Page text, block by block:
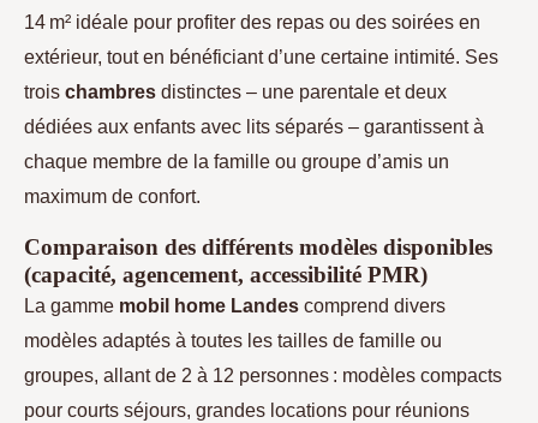
14 m² idéale pour profiter des repas ou des soirées en
extérieur, tout en bénéficiant d’une certaine intimité. Ses
trois chambres distinctes – une parentale et deux
dédiées aux enfants avec lits séparés – garantissent à
chaque membre de la famille ou groupe d’amis un
maximum de confort.
Comparaison des différents modèles disponibles
(capacité, agencement, accessibilité PMR)
La gamme mobil home Landes comprend divers
modèles adaptés à toutes les tailles de famille ou
groupes, allant de 2 à 12 personnes : modèles compacts
pour courts séjours, grandes locations pour réunions